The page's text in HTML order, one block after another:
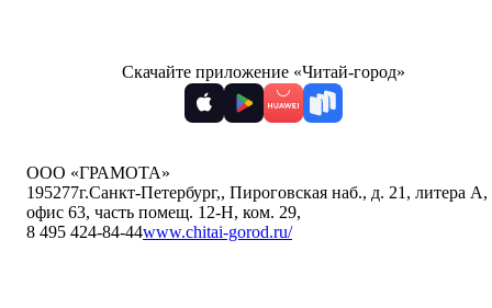
Скачайте приложение «Читай-город»
ООО «ГРАМОТА»
195277г.Санкт-Петербург,, Пироговская наб., д. 21, литера А,
офис 63, часть помещ. 12-Н, ком. 29,
8 495 424-84-44www.chitai-gorod.ru/